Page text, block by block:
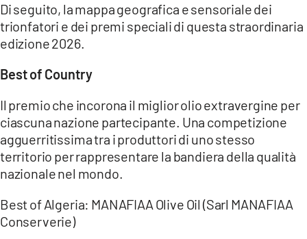
Di seguito, la mappa geografica e sensoriale dei
trionfatori e dei premi speciali di questa straordinaria
edizione 2026.
Best of Country
Il premio che incorona il miglior olio extravergine per
ciascuna nazione partecipante. Una competizione
agguerritissima tra i produttori di uno stesso
territorio per rappresentare la bandiera della qualità
nazionale nel mondo.
Best of Algeria: MANAFIAA Olive Oil (Sarl MANAFIAA
Conserverie)